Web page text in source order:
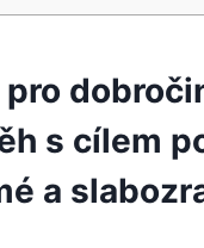
s cílem
a